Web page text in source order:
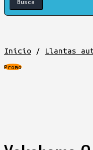
Inicio / Llantas
Promo